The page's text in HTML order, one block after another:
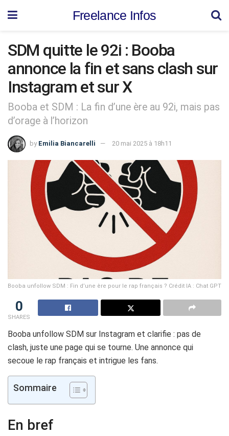
Freelance Infos
SDM quitte le 92i : Booba
annonce la fin et sans clash sur
Instagram et sur X
Booba et SDM : La fin d’une ère au 92i, mais pas
d’orage à l’horizon
by Emilia Biancarelli 20 mai 2025 à 18h11
Booba unfollow SDM : Fin d’une ère pour le rap français ? Crédit IA : Chat GPT
0
SHARES
Booba unfollow SDM sur Instagram et clarifie : pas de
clash, juste une page qui se tourne. Une annonce qui
secoue le rap français et intrigue les fans.
Sommaire
En bref